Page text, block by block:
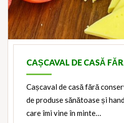
CAȘCAVAL DE CASĂ
Cașcaval de casă fără
de produse sănătoase și
care îmi vine în minte…